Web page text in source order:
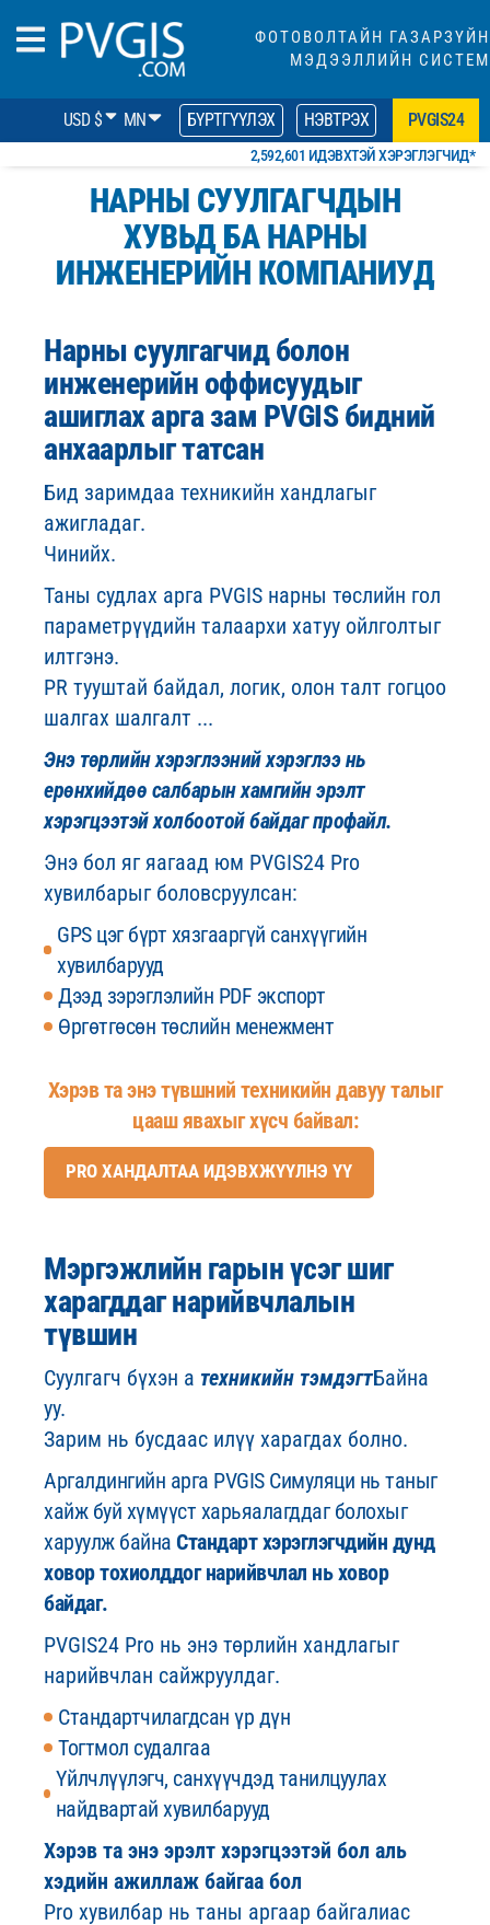
ФОТОВОЛТАЙН ГАЗАРЗҮЙН
МЭДЭЭЛЛИЙН СИСТЕМ
USD $ MN БҮРТГҮҮЛЭХ НЭВТРЭХ PVGIS24
2,592,601 ИДЭВХТЭЙ ХЭРЭГЛЭГЧИД*
НАРНЫ СУУЛГАГЧДЫН
ХУВЬД БА НАРНЫ
ИНЖЕНЕРИЙН КОМПАНИУД
Нарны суулгагчид болон
инженерийн оффисуудыг
ашиглах арга зам PVGIS бидний
анхаарлыг татсан
Бид заримдаа техникийн хандлагыг
ажигладаг.
Чинийх.
Таны судлах арга PVGIS нарны төслийн гол
параметрүүдийн талаархи хатуу ойлголтыг
илтгэнэ.
PR тууштай байдал, логик, олон талт гогцоо
шалгах шалгалт ...
Энэ төрлийн хэрэглээний хэрэглээ нь
ерөнхийдөө салбарын хамгийн эрэлт
хэрэгцээтэй холбоотой байдаг профайл.
Энэ бол яг яагаад юм PVGIS24 Pro
хувилбарыг боловсруулсан:
GPS цэг бүрт хязгааргүй санхүүгийн
хувилбарууд
Дээд зэрэглэлийн PDF экспорт
Өргөтгөсөн төслийн менежмент
Хэрэв та энэ түвшний техникийн давуу талыг
цааш явахыг хүсч байвал:
PRO ХАНДАЛТАА ИДЭВХЖҮҮЛНЭ ҮҮ
Мэргэжлийн гарын үсэг шиг
харагддаг нарийвчлалын
түвшин
Суулгагч бүхэн a техникийн тэмдэгтБайна
уу.
Зарим нь бусдаас илүү харагдах болно.
Аргалдингийн арга PVGIS Симуляци нь таныг
хайж буй хүмүүст харьяалагддаг болохыг
харуулж байна Стандарт хэрэглэгчдийн дунд
ховор тохиолддог нарийвчлал нь ховор
байдаг.
PVGIS24 Pro нь энэ төрлийн хандлагыг
нарийвчлан сайжруулдаг.
Стандартчилагдсан үр дүн
Тогтмол судалгаа
Үйлчлүүлэгч, санхүүчдэд танилцуулах
найдвартай хувилбарууд
Хэрэв та энэ эрэлт хэрэгцээтэй бол аль
хэдийн ажиллаж байгаа бол
Pro хувилбар нь таны аргаар байгалиас